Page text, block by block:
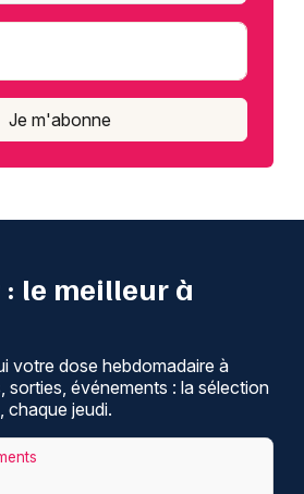
Je m'abonne
le meilleur à
votre dose hebdomadaire à
sorties, événements : la sélection
chaque jeudi.